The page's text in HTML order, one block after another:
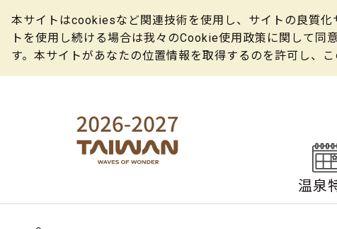
本サイトはcookiesなど関連技術を使用し、サイトの良質
トを使用し続ける場合は我々のCookie使用政策に関して
す。本サイトがあなたの位置情報を取得するのを許可し、
温泉